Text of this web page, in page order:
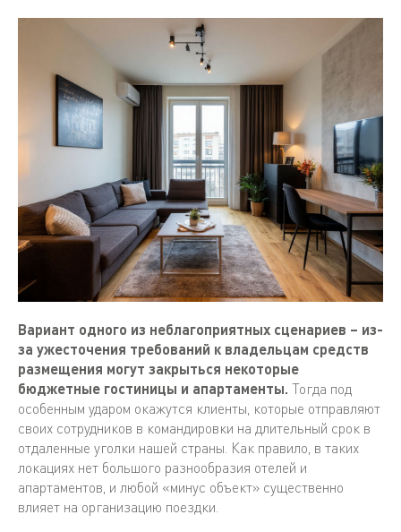
Вариант одного из неблагоприятных сценариев – из-
за ужесточения требований к владельцам средств
размещения могут закрыться некоторые
бюджетные гостиницы и апартаменты. Тогда под
особенным ударом окажутся клиенты, которые отправляют
своих сотрудников в командировки на длительный срок в
отдаленные уголки нашей страны. Как правило, в таких
локациях нет большого разнообразия отелей и
апартаментов, и любой «минус объект» существенно
влияет на организацию поездки.